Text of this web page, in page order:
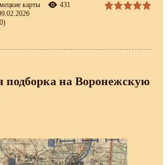
карты
431
подборка на Воронежскую